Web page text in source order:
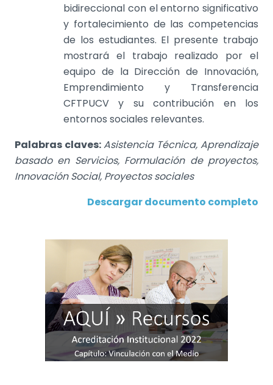
bidireccional con el entorno significativo
y fortalecimiento de las competencias
de los estudiantes. El presente trabajo
mostrará el trabajo realizado por el
equipo de la Dirección de Innovación,
Emprendimiento y Transferencia
CFTPUCV y su contribución en los
entornos sociales relevantes.
Palabras claves:Asistencia Técnica, Aprendizaje
basado en Servicios, Formulación de proyectos,
Innovación Social, Proyectos sociales
Descargar documento completo